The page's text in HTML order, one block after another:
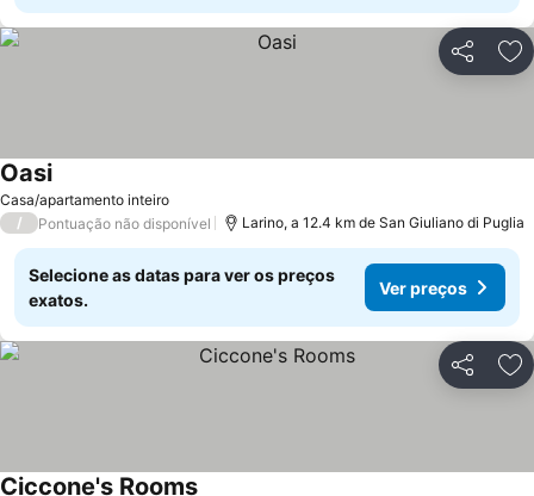
Partilhar
Casa/apartamento inteiro
Oasi
/ Pontuação não disponível Larino, a 12.4 km de San Giuliano di Puglia
Selecione as datas para ver os preços
exatos.
Ver preços
Partilhar
Ciccone's Rooms